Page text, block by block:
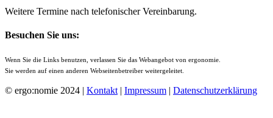
Weitere Termine nach telefonischer Vereinbarung.
Besuchen Sie uns:
Wenn Sie die Links benutzen, verlassen Sie das Webangebot von ergonomie.
Sie werden auf einen anderen Webseitenbetreiber weitergeleitet.
© ergo:nomie 2024 | Kontakt | Impressum | Datenschutzerklärung